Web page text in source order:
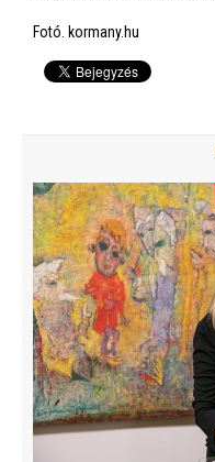
Fotó. kormany.hu